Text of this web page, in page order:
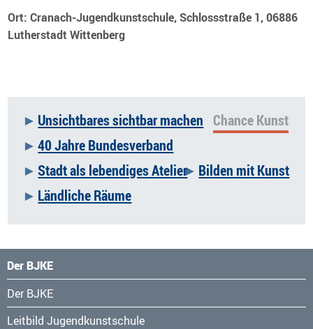
Ort: Cranach-Jugendkunstschule, Schlossstraße 1, 06886
Lutherstadt Wittenberg
Navigation
überspringen
Unsichtbares sichtbar machen Chance Kunst
40 Jahre Bundesverband
Stadt als lebendiges Atelier
Bilden mit Kunst
Ländliche Räume
Der BJKE
Navigation
überspringen
Der BJKE
Leitbild Jugendkunstschule